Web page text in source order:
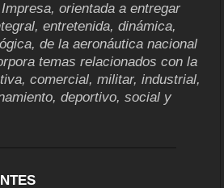
orientada a entregar
entretenida, dinámica,
de la aeronáutica nacional
temas relacionados con la
comercial, militar, industrial,
deportivo, social y